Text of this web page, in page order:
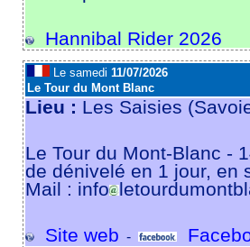
Hannibal Rider 2026
Le samedi 11/07/2026
Le Tour du Mont Blanc
Lieu : Les Saisies
Le Tour du Mont-Blanc -
de dénivelé en 1 jour, en
Mail : info
Site web -